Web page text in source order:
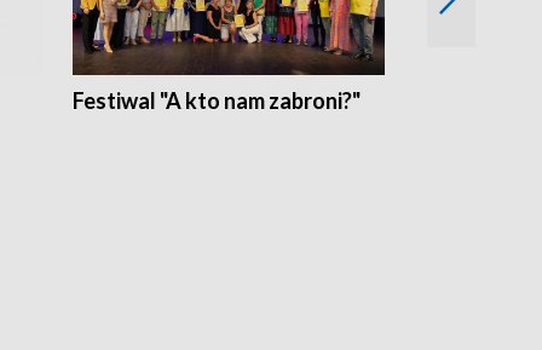
Festiwal "A kto nam zabroni?"